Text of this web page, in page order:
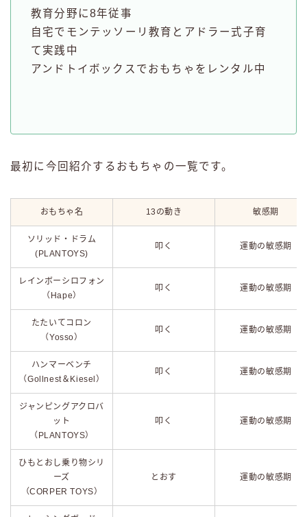
教育分野に8年従事
自宅でモンテッソーリ教育とアドラー式子育
て実践中
アンドトイボックスでおもちゃをレンタル中
最初に今回紹介するおもちゃの一覧です。
おもちゃ名 13の動き 敏感期
ソリッド・ドラム
(PLANTOYS)
叩く 運動の敏感期
レインボーシロフォン
（Hape）
叩く 運動の敏感期
たたいてコロン
（Yosso）
叩く 運動の敏感期
ハンマーベンチ
（Gollnest＆Kiesel）
叩く 運動の敏感期
ジャンピングアクロバ
ット
（PLANTOYS）
叩く 運動の敏感期
ひもとおし乗り物シリ
ーズ
（CORPER TOYS）
とおす 運動の敏感期